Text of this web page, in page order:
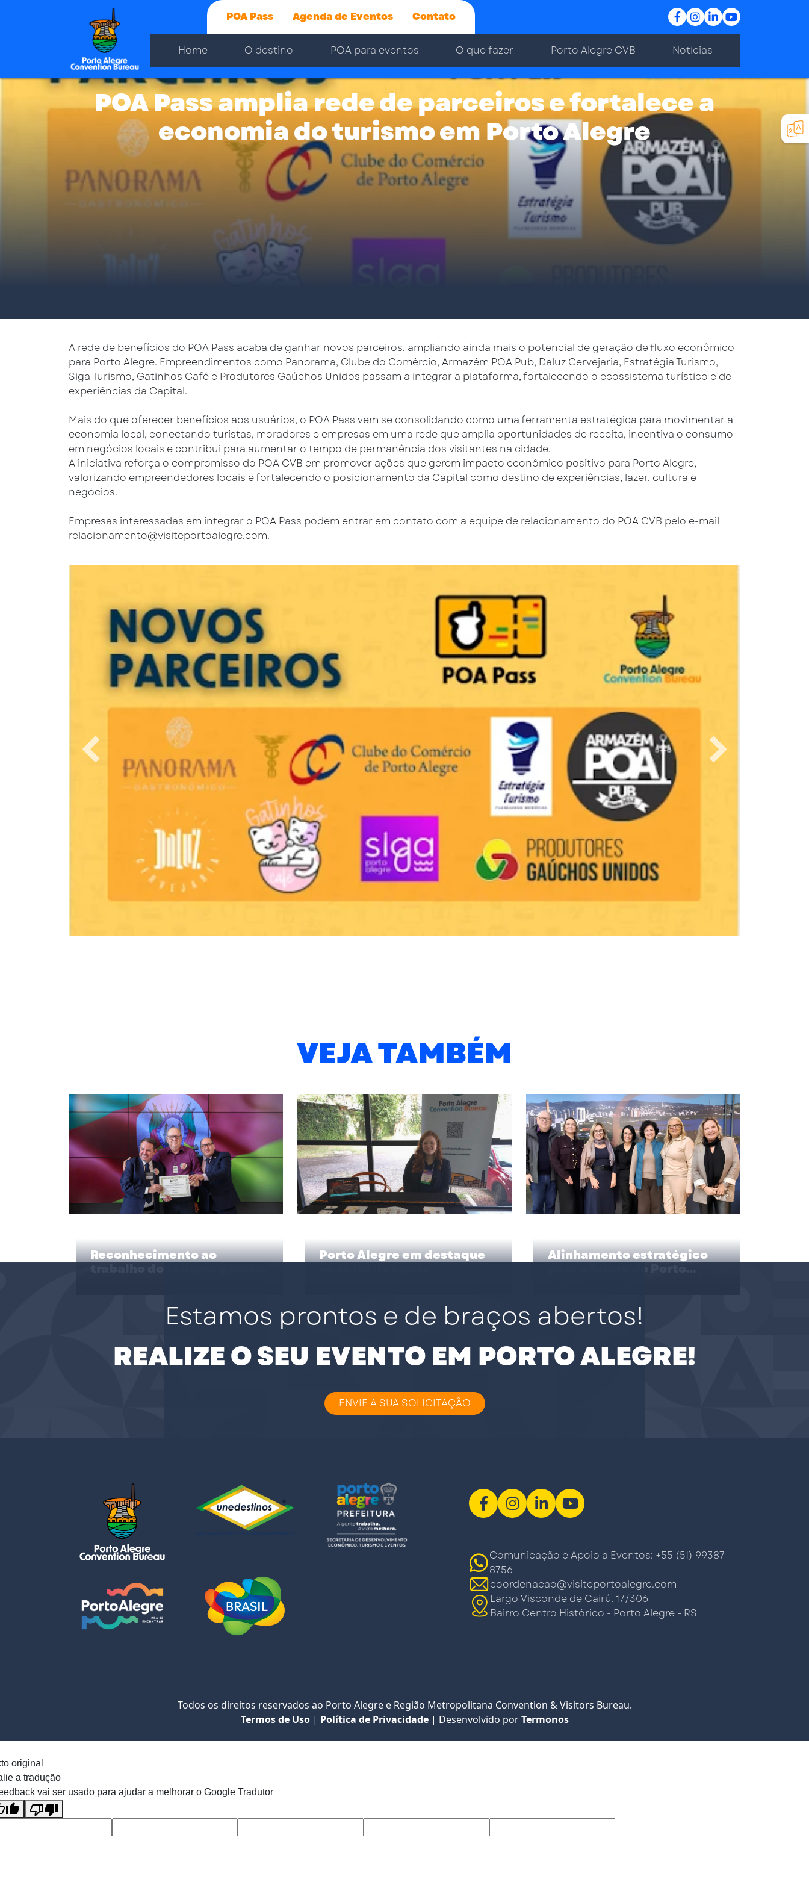
Home O destino POA para eventos O que fazer Porto Alegre CVB Notícias
POA Pass Agenda de Eventos Contato
POA Pass amplia rede de parceiros e fortalece a
economia do turismo em Porto Alegre
A rede de benefícios do POA Pass acaba de ganhar novos parceiros, ampliando ainda mais o potencial de geração de fluxo econômico
para Porto Alegre. Empreendimentos como Panorama, Clube do Comércio, Armazém POA Pub, Daluz Cervejaria, Estratégia Turismo,
Siga Turismo, Gatinhos Café e Produtores Gaúchos Unidos passam a integrar a plataforma, fortalecendo o ecossistema turístico e de
experiências da Capital.
Mais do que oferecer benefícios aos usuários, o POA Pass vem se consolidando como uma ferramenta estratégica para movimentar a
economia local, conectando turistas, moradores e empresas em uma rede que amplia oportunidades de receita, incentiva o consumo
em negócios locais e contribui para aumentar o tempo de permanência dos visitantes na cidade.
A iniciativa reforça o compromisso do POA CVB em promover ações que gerem impacto econômico positivo para Porto Alegre,
valorizando empreendedores locais e fortalecendo o posicionamento da Capital como destino de experiências, lazer, cultura e
negócios.
Empresas interessadas em integrar o POA Pass podem entrar em contato com a equipe de relacionamento do POA CVB pelo e-mail
relacionamento@visiteportoalegre.com.
VEJA TAMBÉM
Reconhecimento ao
Porto Alegre em destaque
Alinhamento estratégico
Estamos prontos e de braços abertos!
REALIZE O SEU EVENTO EM PORTO ALEGRE!
ENVIE A SUA SOLICITAÇÃO
Comunicação e Apoio a Eventos: +55 (51) 99387-
8756
coordenacao@visiteportoalegre.com
Largo Visconde de Cairú, 17/306
Bairro Centro Histórico - Porto Alegre - RS
Todos os direitos reservados ao Porto Alegre e Região Metropolitana Convention & Visitors Bureau.
Termos de Uso| Política de Privacidade| Desenvolvido porTermonos
original
a tradução
vai ser usado para ajudar a melhorar o Google Tradutor